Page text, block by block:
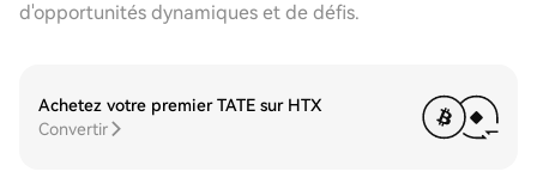
d'opportunités dynamiques et de défis.
Achetez votre premier TATE sur HTX
Convertir